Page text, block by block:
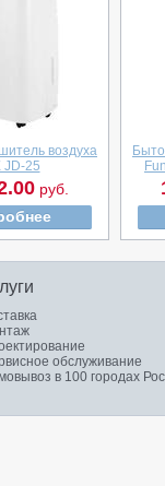
воздуха
JD-25
руб.
обслуживание
в 100 городах